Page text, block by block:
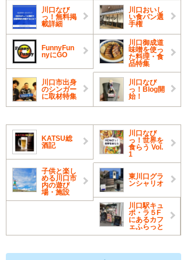
川口なび
っ！無料掲
載詳細
川口おいし
い食パン選
手権
FunnyFun
nyにGO
川口御成道
味噌を使っ
た料理・食
品特集
川口市出身
のシンガー
に取材特集
川口なび
っ！Blog開
始！
KATSU総
酒記
川口なび
っ！世界を
食らう Vol.
1
子供と楽し
める川口市
内の遊び
場・施設
東川口グラ
ンシャリオ
川口駅キュ
ポ・ラ５F
にあるカフ
ェふらっと